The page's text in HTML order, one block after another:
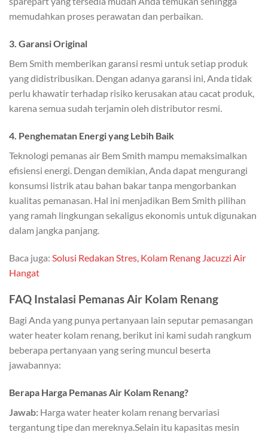
memudahkan proses perawatan dan perbaikan.
3. Garansi Original
Bem Smith memberikan garansi resmi untuk setiap produk
yang didistribusikan. Dengan adanya garansi ini, Anda tidak
perlu khawatir terhadap risiko kerusakan atau cacat produk,
karena semua sudah terjamin oleh distributor resmi.
4. Penghematan Energi yang Lebih Baik
Teknologi pemanas air Bem Smith mampu memaksimalkan
efisiensi energi. Dengan demikian, Anda dapat mengurangi
konsumsi listrik atau bahan bakar tanpa mengorbankan
kualitas pemanasan. Hal ini menjadikan Bem Smith pilihan
yang ramah lingkungan sekaligus ekonomis untuk digunakan
dalam jangka panjang.
Baca juga: Solusi Redakan Stres, Kolam Renang Jacuzzi Air
Hangat
FAQ Instalasi Pemanas Air Kolam Renang
Bagi Anda yang punya pertanyaan lain seputar pemasangan
water heater kolam renang, berikut ini kami sudah rangkum
beberapa pertanyaan yang sering muncul beserta
jawabannya:
Berapa Harga Pemanas Air Kolam Renang?
Jawab: Harga water heater kolam renang bervariasi
tergantung tipe dan mereknya.Selain itu kapasitas mesin